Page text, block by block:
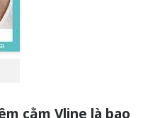
cằm Vline là bao